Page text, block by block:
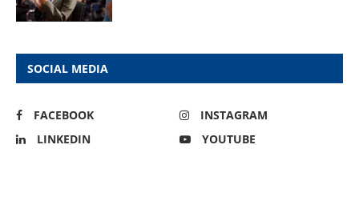
SOCIAL MEDIA
FACEBOOK
INSTAGRAM
LINKEDIN
YOUTUBE